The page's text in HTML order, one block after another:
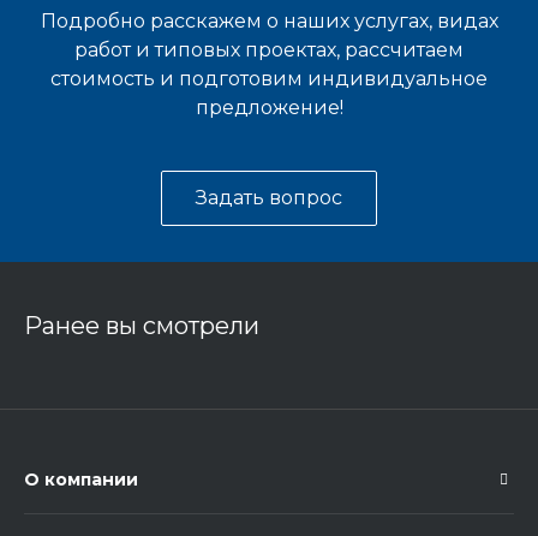
Подробно расскажем о наших услугах, видах
работ и типовых проектах, рассчитаем
стоимость и подготовим индивидуальное
предложение!
Задать вопрос
Ранее вы смотрели
О компании